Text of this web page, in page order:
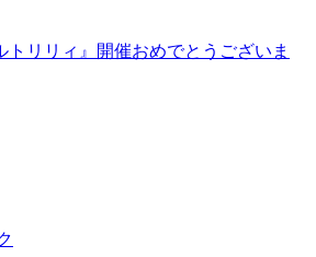
トリリィ』開催おめでとうございま